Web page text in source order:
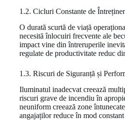
1.2. Cicluri Constante de
O durată scurtă de viață
necesită înlocuiri frecvente ale
impact vine din întreruperile
regulate de productivitate reduc
1.3. Riscuri de Siguranță și
Iluminatul inadecvat creează
riscuri grave de incendiu în
neuniform creează zone
angajaților reduce în mod